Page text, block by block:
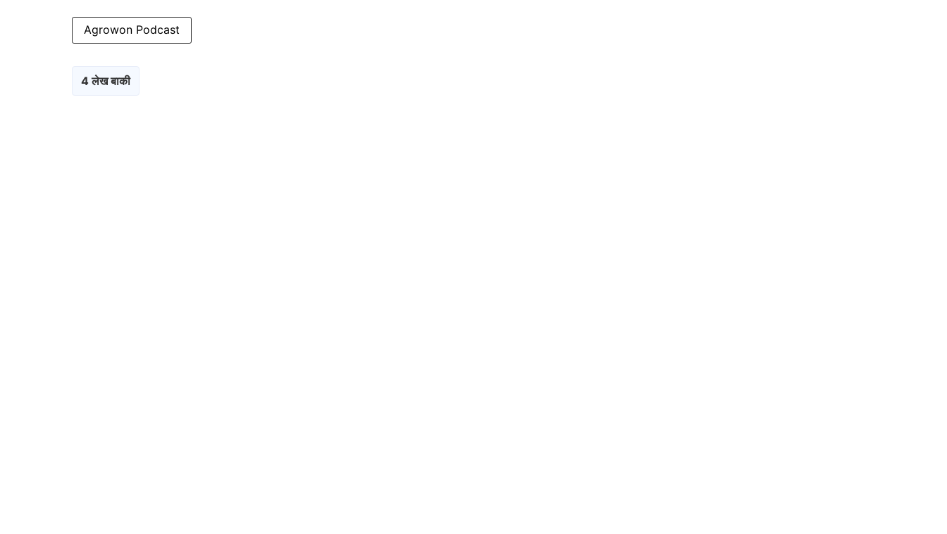
Agrowon Podcast
4 लेख बाकी